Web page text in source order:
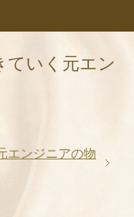
ていく元エン
エンジニアの物